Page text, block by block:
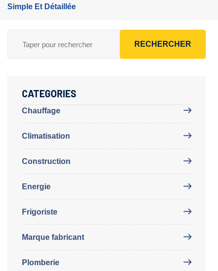
Simple Et Détaillée
RECHERCHER
CATEGORIES
Chauffage
Climatisation
Construction
Energie
Frigoriste
Marque fabricant
Plomberie